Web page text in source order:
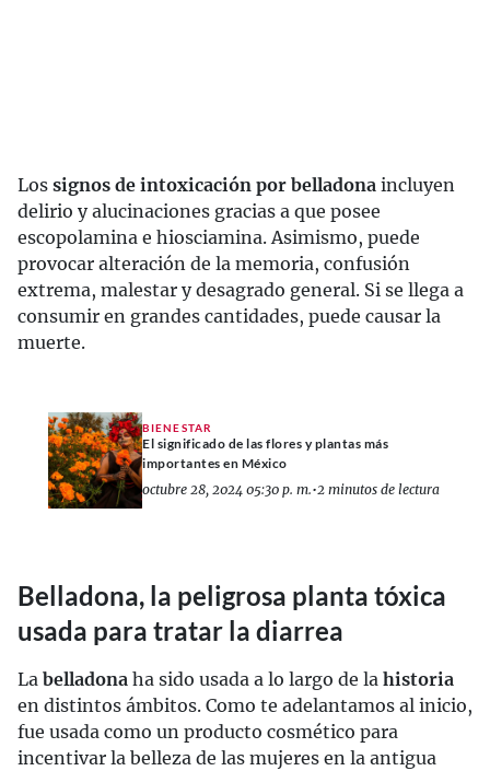
Los signos de intoxicación por belladona incluyen
delirio y alucinaciones gracias a que posee
escopolamina e hiosciamina. Asimismo, puede
provocar alteración de la memoria, confusión
extrema, malestar y desagrado general. Si se llega a
consumir en grandes cantidades, puede causar la
muerte.
BIENESTAR
El significado de las flores y plantas más
importantes en México
octubre 28, 2024 05:30 p. m.•2 minutos de lectura
Belladona, la peligrosa planta tóxica
usada para tratar la diarrea
La belladona ha sido usada a lo largo de la historia
en distintos ámbitos. Como te adelantamos al inicio,
fue usada como un producto cosmético para
incentivar la belleza de las mujeres en la antigua